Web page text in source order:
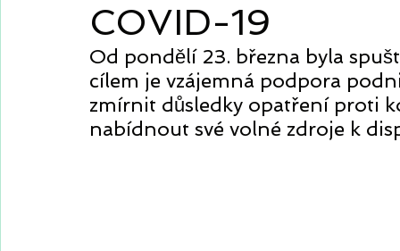
COVID-19
Od pondělí 23. března byla
cílem je vzájemná podpora
zmírnit důsledky opatření proti
nabídnout své volné zdroje k